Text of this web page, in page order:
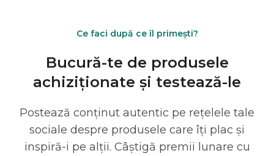
Ce faci după ce îl primești?
Bucură-te de produsele
achiziționate și testează-le
Postează conținut autentic pe rețelele tale
sociale despre produsele care îți plac și
inspiră-i pe alții. Câștigă premii lunare cu